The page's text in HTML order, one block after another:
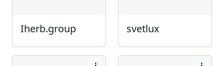
Iherb.group svetlux